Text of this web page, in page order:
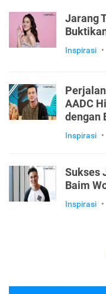
Jarang
Inspirasi •
AADC
dengan
Inspirasi •
Sukses
Baim
Inspirasi •